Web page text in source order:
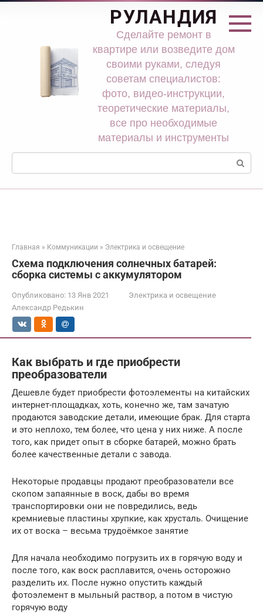
Перейти
РУЛАНДИЯ
Сделайте ремонт в
квартире или возведите дом
своими руками, следуя
советам специалистов:
фото, видео-инструкции,
теоретические материалы,
все про необходимые
материалы и инструменты
Поиск:
Главная » Коммуникации » Электрика и освещение
Схема подключения солнечных батарей:
сборка системы с аккумулятором
Опубликовано: 13 Янв 2021
Электрика и освещение
Александр Редькин
Как выбрать и где приобрести
преобразователи
Дешевле будет приобрести фотоэлементы на китайских
интернет-площадках, хоть, конечно же, там зачатую
продаются заводские детали, имеющие брак. Для старта
и это неплохо, тем более, что цена у них ниже. А после
того, как придет опыт в сборке батарей, можно брать
более качественные детали с завода.
Некоторые продавцы продают преобразователи все
скопом запаянные в воск, дабы во время
транспортировки они не повредились, ведь
кремниевые пластины хрупкие, как хрусталь. Очищение
их от воска – весьма трудоёмкое занятие
Для начала необходимо погрузить их в горячую воду и
после того, как воск расплавится, очень осторожно
разделить их. После нужно опустить каждый
фотоэлемент в мыльный раствор, а потом в чистую
горячую воду